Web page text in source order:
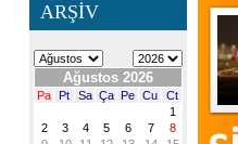
ARŞİV